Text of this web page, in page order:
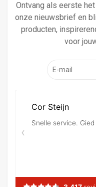
Ontvang als eerste
onze nieuwsbrief en
producten,
voor